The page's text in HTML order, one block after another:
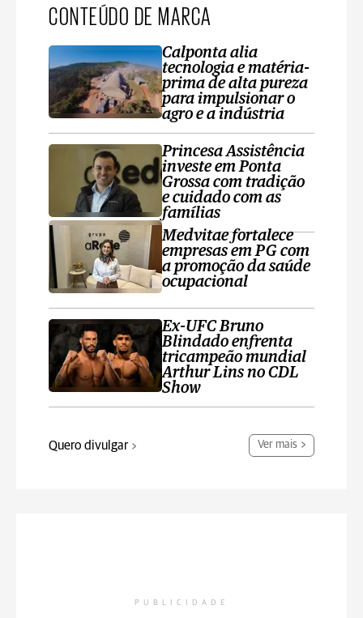
CONTEÚDO DE MARCA
Calponta alia
tecnologia e matéria-
prima de alta pureza
para impulsionar o
agro e a indústria
Princesa Assistência
investe em Ponta
Grossa com tradição
e cuidado com as
famílias
Medvitae fortalece
empresas em PG com
a promoção da saúde
ocupacional
Ex-UFC Bruno
Blindado enfrenta
tricampeão mundial
Arthur Lins no CDL
Show
Quero divulgar Ver mais
PUBLICIDADE